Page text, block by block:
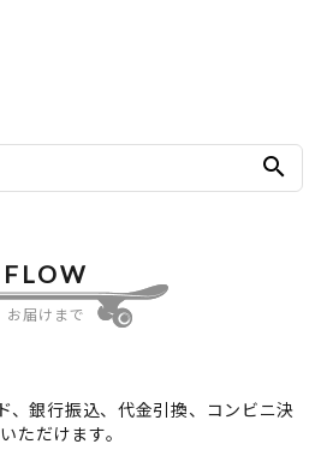
search
FLOW
お届けまで
、銀行振込、代金引換、コンビニ決
ただけます。